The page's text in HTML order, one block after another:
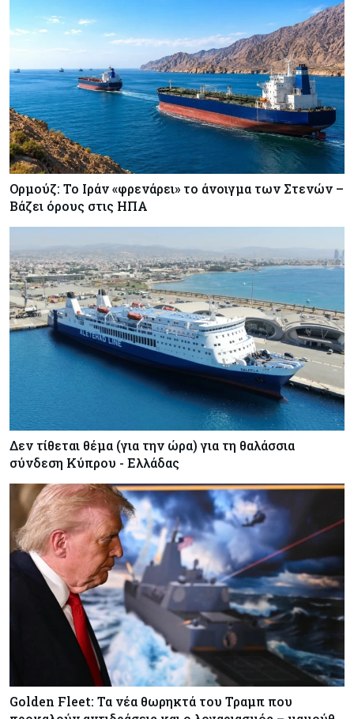
Ορμούζ: Το Ιράν «φρενάρει» το άνοιγμα των Στενών –
Βάζει όρους στις ΗΠΑ
Δεν τίθεται θέμα (για την ώρα) για τη θαλάσσια
σύνδεση Κύπρου - Ελλάδας
Golden Fleet: Τα νέα θωρηκτά του Τραμπ που